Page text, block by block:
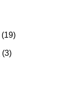
(19)
(3)